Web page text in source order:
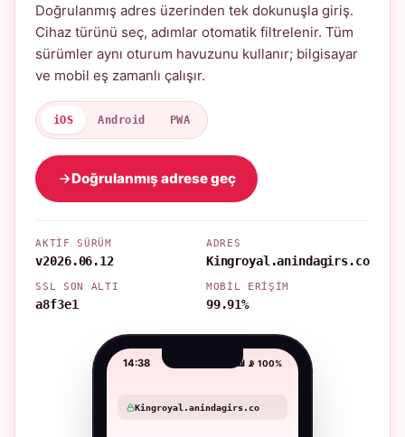
Doğrulanmış adres üzerinden tek dokunuşla giriş.
Cihaz türünü seç, adımlar otomatik filtrelenir. Tüm
sürümler aynı oturum havuzunu kullanır; bilgisayar
ve mobil eş zamanlı çalışır.
iOS Android PWA
Doğrulanmış adrese geç
AKTIF SÜRÜM
v2026.06.12
ADRES
Kingroyal.anindagirs.co
SSL SON ALTI
a8f3e1
MOBIL ERIŞIM
99.91%
14:38 📶 📡 100%
Kingroyal.anindagirs.co